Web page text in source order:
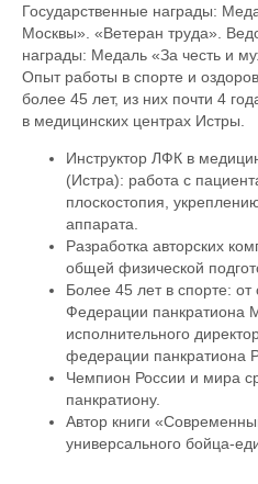
Государственные награды:
Москвы». «Ветеран труда».
награды: Медаль «За честь и
Опыт работы в спорте и
более 45 лет, из них почти 4
в медицинских центрах Истры.
Инструктор ЛФК в
(Истра): работа с
плоскостопия,
аппарата.
Разработка авторских
общей физической
Более 45 лет в спорте:
Федерации панкратиона
исполнительного
федерации панкратиона
Чемпион России и мира
панкратиону.
Автор книги
универсального бойца-